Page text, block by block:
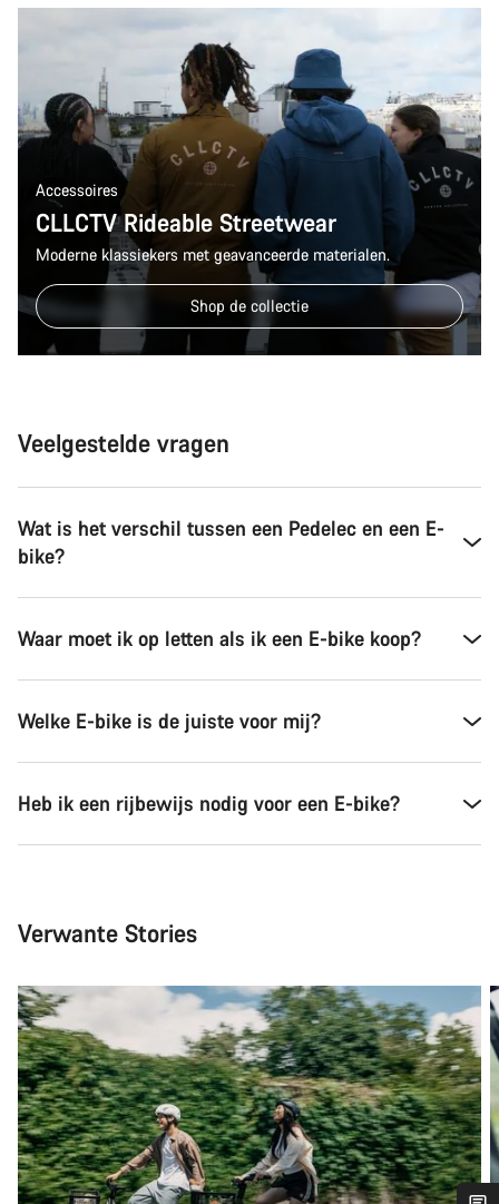
Accessoires
CLLCTV Rideable Streetwear
Moderne klassiekers met geavanceerde materialen.
Shop de collectie
Veelgestelde vragen
Wat is het verschil tussen een Pedelec en een E-
bike?
Waar moet ik op letten als ik een E-bike koop?
Welke E-bike is de juiste voor mij?
Heb ik een rijbewijs nodig voor een E-bike?
Verwante Stories